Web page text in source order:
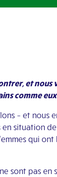
et
comme
– et nous
en situation
qui
sont pas